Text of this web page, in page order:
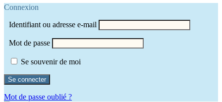
Connexion
Identifiant ou adresse e-mail
Mot de passe
Se souvenir de moi
Mot de passe oublié ?